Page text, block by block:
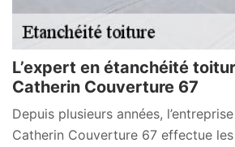
L’expert en étanchéité
Catherin Couverture 67
Depuis plusieurs années,
Catherin Couverture 67 effectue